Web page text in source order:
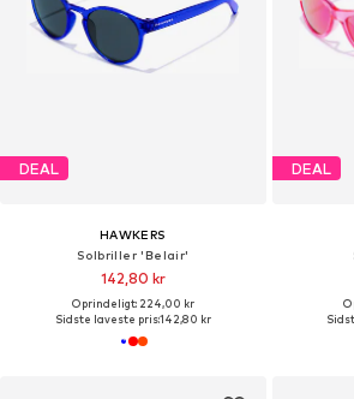
DEAL
HAWKERS
Solbriller 'Belair'
142,80 kr
Oprindeligt: 224,00 kr
Sidste laveste pris:142,80 kr
DEAL